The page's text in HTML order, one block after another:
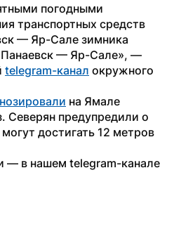
погодными
транспортных средств
— Яр-Сале зимника
— Яр-Сале», —
telegram-канал окружного
на Ямале
Северян предупредили о
достигать 12 метров